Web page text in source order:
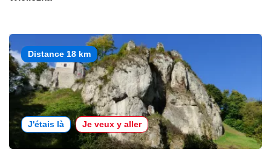
Distance 18 km
J'étais là Je veux y aller